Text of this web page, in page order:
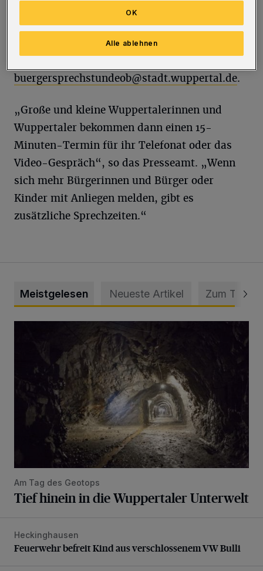
2020) von 9.30 bis 10.30 Uhr. Für beide
Termine erbittet das Büro des
Oberbürgermeisters eine Anmeldung per Mail
unter
buergersprechstundeob@stadt.wuppertal.de.
„Große und kleine Wuppertalerinnen und
Wuppertaler bekommen dann einen 15-
Minuten-Termin für ihr Telefonat oder das
Video-Gespräch“, so das Presseamt. „Wenn
sich mehr Bürgerinnen und Bürger oder
Kinder mit Anliegen melden, gibt es
zusätzliche Sprechzeiten.“
Meistgelesen Neueste Artikel Zum Thema
Am Tag des Geotops
Tief hinein in die Wuppertaler Unterwelt
Feuerwehr befreit Kind aus verschlossenem VW Bulli
Heckinghausen
Feuerwehr befreit Kind aus verschlossenem VW Bulli
Alle ablehnen
OK